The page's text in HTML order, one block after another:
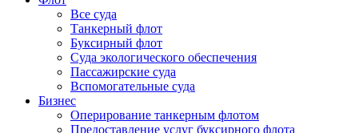
Все суда
Танкерный флот
Буксирный флот
Суда экологического обеспечения
Пассажирские суда
Вспомогательные суда
Бизнес
Оперирование танкерным флотом
Предоставление услуг буксирного флота